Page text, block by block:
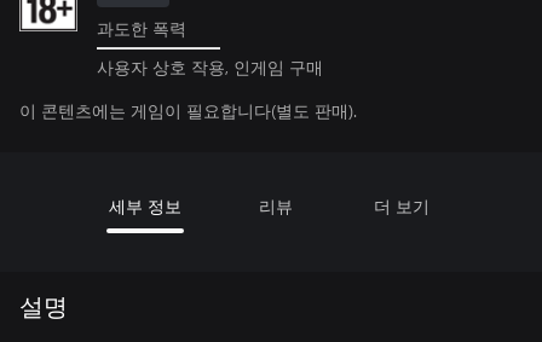
과도한 폭력
사용자 상호 작용, 인게임 구매
이 콘텐츠에는 게임이 필요합니다(별도 판매).
세부 정보 리뷰 더 보기
설명